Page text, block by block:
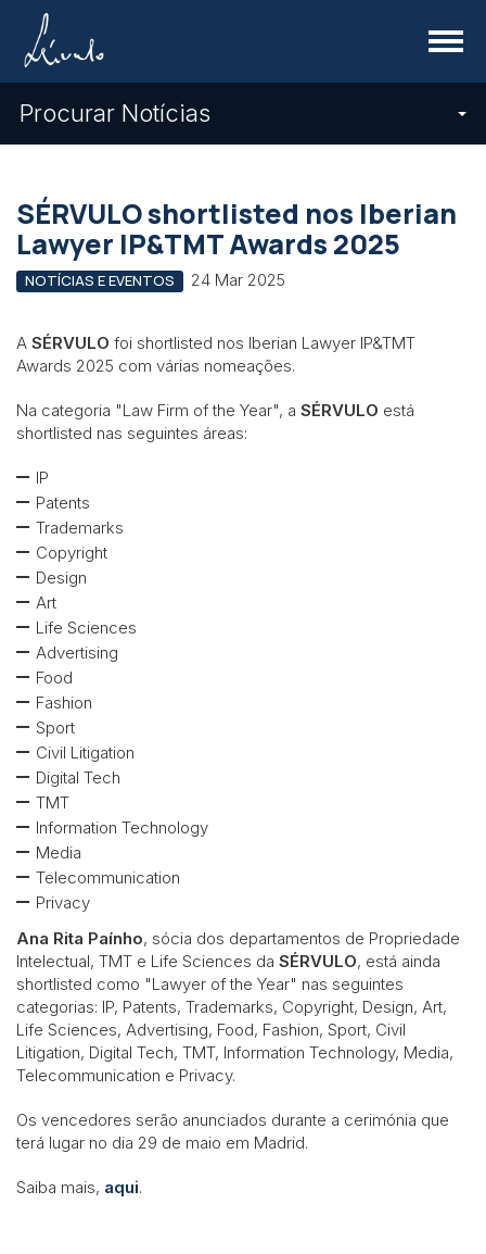
Menu
Procurar Notícias
SÉRVULO shortlisted nos Iberian
Lawyer IP&TMT Awards 2025
NOTÍCIAS E EVENTOS 24 Mar 2025
A SÉRVULO foi shortlisted nos Iberian Lawyer IP&TMT
Awards 2025 com várias nomeações.
Na categoria "Law Firm of the Year", a SÉRVULO está
shortlisted nas seguintes áreas:
IP
Patents
Trademarks
Copyright
Design
Art
Life Sciences
Advertising
Food
Fashion
Sport
Civil Litigation
Digital Tech
TMT
Information Technology
Media
Telecommunication
Privacy
Ana Rita Paínho, sócia dos departamentos de Propriedade
Intelectual, TMT e Life Sciences da SÉRVULO, está ainda
shortlisted como "Lawyer of the Year" nas seguintes
categorias: IP, Patents, Trademarks, Copyright, Design, Art,
Life Sciences, Advertising, Food, Fashion, Sport, Civil
Litigation, Digital Tech, TMT, Information Technology, Media,
Telecommunication e Privacy.
Os vencedores serão anunciados durante a cerimónia que
terá lugar no dia 29 de maio em Madrid.
Saiba mais, aqui.